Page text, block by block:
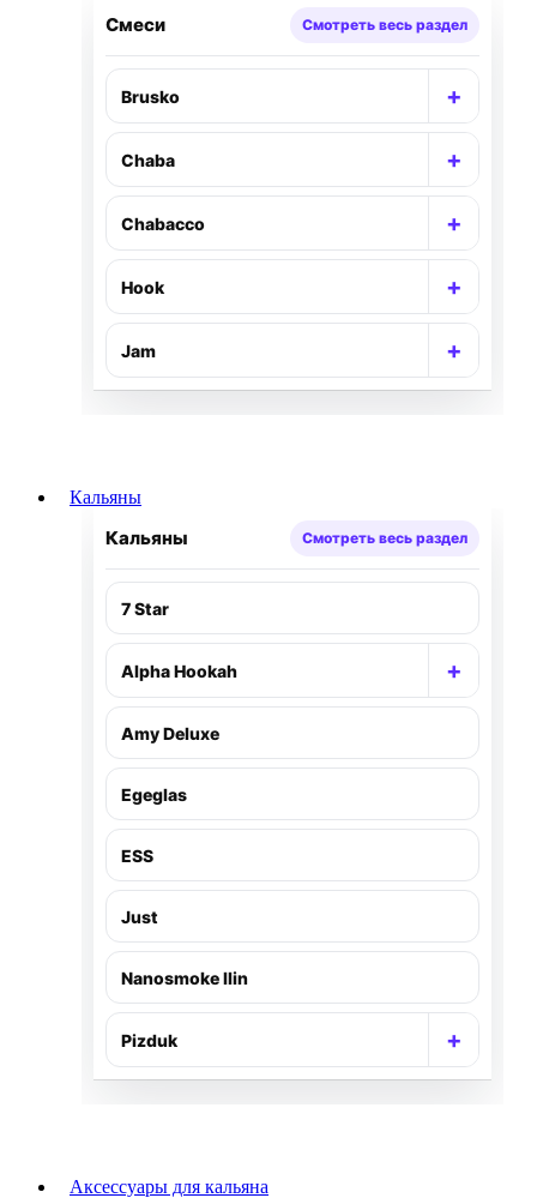
Смеси Смотреть весь раздел
Brusko +
Chaba +
Chabacco +
Hook +
Jam +
Кальяны
Кальяны Смотреть весь раздел
7 Star
Alpha Hookah +
Amy Deluxe
Egeglas
ESS
Just
Nanosmoke Ilin
Pizduk +
Аксессуары для кальяна